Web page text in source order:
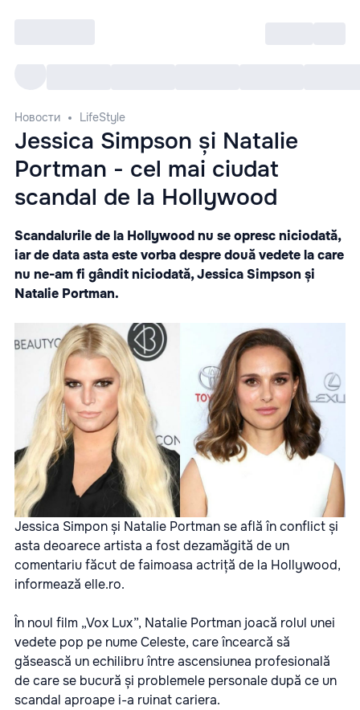
Новости LifeStyle
Jessica Simpson și Natalie
Portman - cel mai ciudat
scandal de la Hollywood
Scandalurile de la Hollywood nu se opresc niciodată,
iar de data asta este vorba despre două vedete la care
nu ne-am fi gândit niciodată, Jessica Simpson și
Natalie Portman.
Jessica Simpon și Natalie Portman se află în conflict și
asta deoarece artista a fost dezamăgită de un
comentariu făcut de faimoasa actriță de la Hollywood,
informează elle.ro.
În noul film „Vox Lux”, Natalie Portman joacă rolul unei
vedete pop pe nume Celeste, care încearcă să
găsească un echilibru între ascensiunea profesională
de care se bucură și problemele personale după ce un
scandal aproape i-a ruinat cariera.